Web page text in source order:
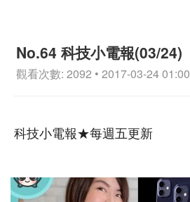
No.64 科技小電報(03/24)
觀看次數: 2092 • 2017-03-24 01:00
科技小電報★每週五更新